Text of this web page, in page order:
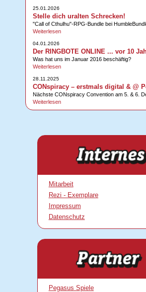
25.01.2026
Stelle dich uralten Schrecken!
"Call of Cthulhu"-RPG-Bundle bei
Weiterlesen
04.01.2026
Der RINGBOTE ONLINE ... vor 10
Was hat uns im Januar 2016 beschäftig?
Weiterlesen
28.11.2025
CONspiracy – erstmals digital & @
Nächste CONspiracy Convention am 5. & 6.
Weiterlesen
Mitarbeit
Rezi - Exemplare
Impressum
Datenschutz
Pegasus Spiele